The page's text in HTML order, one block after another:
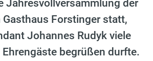
Jahresvollversammlung der
Gasthaus Forstinger statt,
Johannes Rudyk viele
begrüßen durfte.